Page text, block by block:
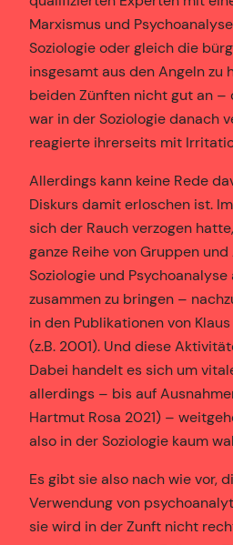
Marxismus und
Soziologie oder gleich die
insgesamt aus den Angeln zu
beiden Zünften nicht gut an –
war in der Soziologie danach
reagierte ihrerseits mit
Allerdings kann keine Rede
Diskurs damit erloschen ist.
sich der Rauch verzogen
ganze Reihe von Gruppen
Soziologie und
zusammen zu bringen –
in den Publikationen von
(z.B. 2001). Und diese
Dabei handelt es sich um
allerdings – bis auf
Hartmut Rosa 2021) –
also in der Soziologie kaum
Es gibt sie also nach wie vor,
Verwendung von
sie wird in der Zunft nicht